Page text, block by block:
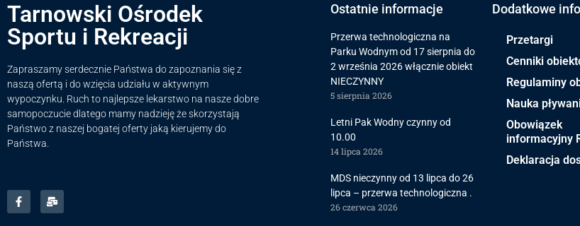
Tarnowski Ośrodek
Sportu i Rekreacji
Zapraszamy serdecznie Państwa do zapoznania się z
naszą ofertą i do wzięcia udziału w aktywnym
wypoczynku. Ruch to najlepsze lekarstwo na nasze dobre
samopoczucie dlatego mamy nadzieję że skorzystają
Państwo z naszej bogatej oferty jaką kierujemy do
Państwa.
Ostatnie informacje
Przerwa technologiczna na
Parku Wodnym od 17 sierpnia do
2 września 2026 włącznie obiekt
NIECZYNNY
5 sierpnia 2026
Letni Pak Wodny czynny od
10.00
14 lipca 2026
MDS nieczynny od 13 lipca do 26
lipca – przerwa technologiczna .
26 czerwca 2026
Dodatkowe
Przetargi
Cenniki
Regulaminy
Nauka
Obowiązek
informacyjny
Deklaracja